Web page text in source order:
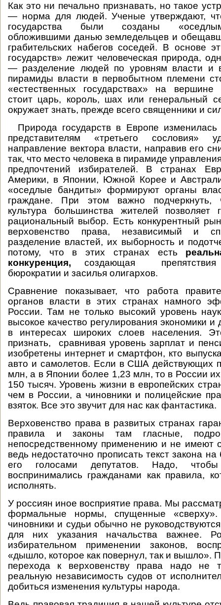
Как это ни печально признавать, но такое
— норма для людей. Ученые утверждают,
государства были созданы
обложившими данью земледельцев и
грабительских набегов соседей. В основе
государств» лежит человеческая природа,
— разделение людей по уровням власти и
пирамиды власти в первобытном племени
«естественных государствах» на
стоит царь, король, шах или генеральный
окружает знать, прежде всего священники и
Природа государств в Европе изменилась
представителям «третьего сословия»
направление вектора власти, направив его
так, что место человека в пирамиде
предпочтений избирателей. В странах
Америки, в Японии, Южной Корее и
«оседлые бандиты» формируют органы
граждане. При этом важно подчеркнуть,
культура большинства жителей позволяет
рациональный выбор. Есть конкурентный
верховенство права, независимый и
разделение властей, их выборность и
потому, что в этих странах есть
конкуренция, создающая препятствия
бюрократии и засилья олигархов.
Сравнение показывает, что работа
органов власти в этих странах намного
России. Там не только высокий уровень
высокое качество регулирования экономики
в интересах широких слоев населения.
признать, сравнивая уровень зарплат и
изобретены интернет и смартфон, кто
авто и самолетов. Если в США действующих
млн, а в Японии более 1,23 млн, то в России их
150 тысяч. Уровень жизни в европейских
чем в России, а чиновники и полицейские
взяток. Все это звучит для нас как фантастика.
Верховенство права в развитых странах
правила и законы там гласные,
непосредственному применению и не имеют
ведь недостаточно прописать текст закона
его голосами депутатов. Надо,
воспринимались гражданами как правила,
исполнять.
У россиян иное восприятие права. Мы
формальные нормы, спущенные
чиновники и судьи обычно не
для них указания начальства важнее.
избирательном применении законов,
«дышло, которое как повернул, так и вышло».
перехода к верховенству права надо не
реальную независимость судов от
добиться изменения культуры народа.